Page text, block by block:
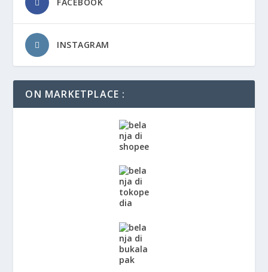
INSTAGRAM
ON MARKETPLACE :